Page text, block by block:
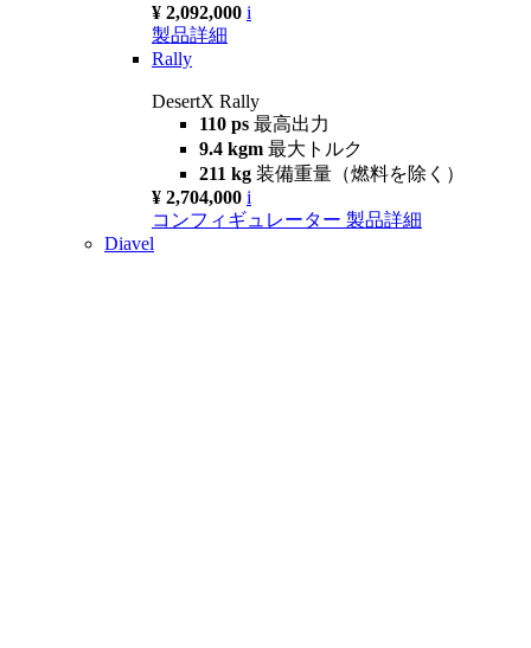
¥ 2,092,000 i
製品詳細
Rally
DesertX Rally
110 ps 最高出力
9.4 kgm 最大トルク
211 kg 装備重量（燃料を除く）
¥ 2,704,000 i
コンフィギュレーター 製品詳細
Diavel